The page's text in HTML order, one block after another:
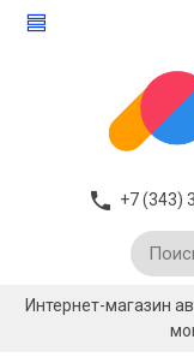
+7 (343)
Интернет-магазин